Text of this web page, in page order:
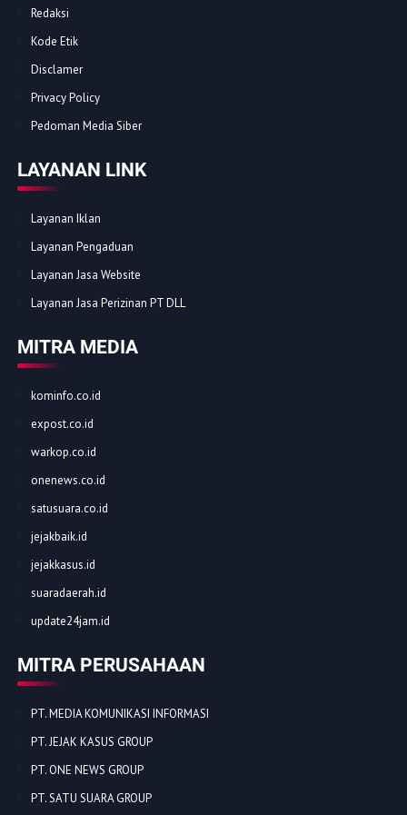
Redaksi
Kode Etik
Disclamer
Privacy Policy
Pedoman Media Siber
LAYANAN LINK
Layanan Iklan
Layanan Pengaduan
Layanan Jasa Website
Layanan Jasa Perizinan PT DLL
MITRA MEDIA
kominfo.co.id
expost.co.id
warkop.co.id
onenews.co.id
satusuara.co.id
jejakbaik.id
jejakkasus.id
suaradaerah.id
update24jam.id
MITRA PERUSAHAAN
PT. MEDIA KOMUNIKASI INFORMASI
PT. JEJAK KASUS GROUP
PT. ONE NEWS GROUP
PT. SATU SUARA GROUP